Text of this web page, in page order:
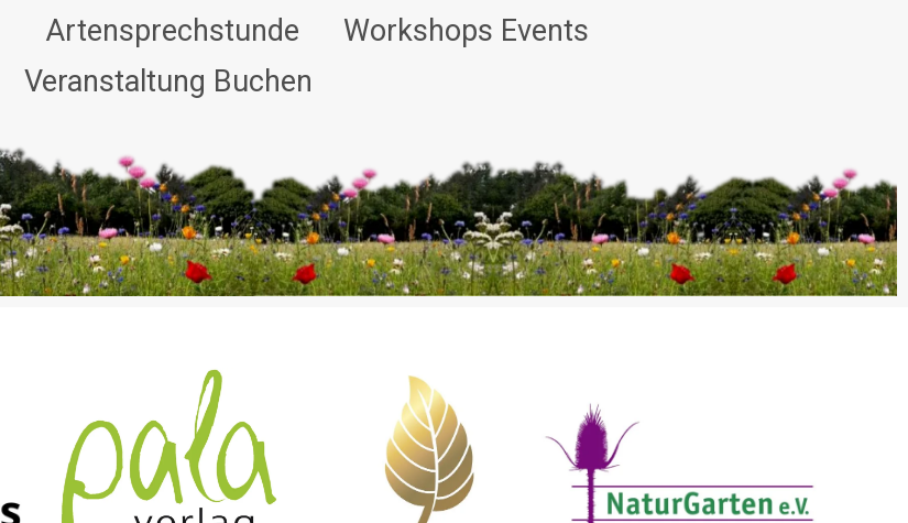
Artensprechstunde
Workshops Events
Veranstaltung Buchen